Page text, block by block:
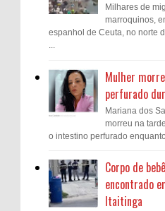
Milhares de
marroquinos,
espanhol de Ceuta, no norte
...
Mulher
perfurado
Mariana dos
morreu na
o intestino perfurado
Corpo de
encontrado
Itaitinga